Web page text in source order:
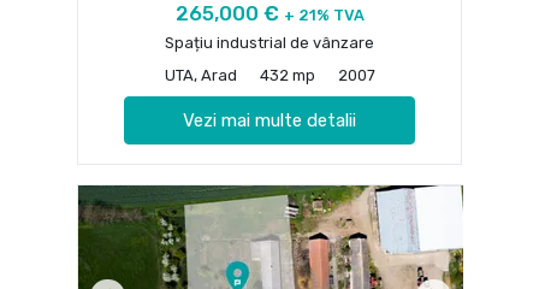
265,000 € + 21% TVA
Spațiu industrial de vânzare
UTA, Arad
432 mp 2007
Vezi mai multe detalii